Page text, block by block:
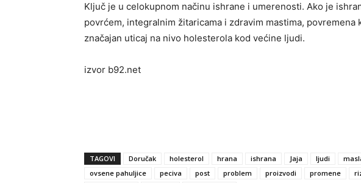
Ključ je u celokupnom načinu ishrane i umerenosti. Ako je
povrćem, integralnim žitaricama i zdravim mastima, povremena
značajan uticaj na nivo holesterola kod većine ljudi.
izvor b92.net
TAGOVI Doručak holesterol hrana ishrana Jaja ljudi
ovsene pahuljice
peciva post problem proizvodi promene